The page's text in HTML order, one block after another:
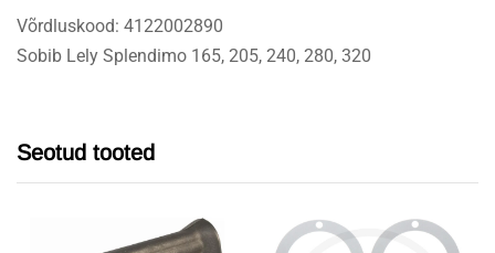
Võrdluskood: 4122002890
Sobib Lely Splendimo 165, 205, 240, 280, 320
Seotud tooted